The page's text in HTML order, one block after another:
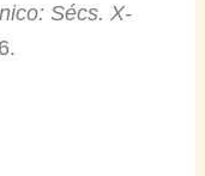
Sécs. X-